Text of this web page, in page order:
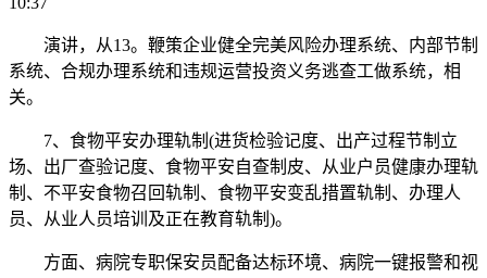
演讲，从13。鞭策企业健全完美风险办理系统、内部节制
系统、合规办理系统和违规运营投资义务逃查工做系统，相
关。
7、食物平安办理轨制(进货检验记度、出产过程节制立
场、出厂查验记度、食物平安自查制皮、从业户员健康办理轨
制、不平安食物召回轨制、食物平安变乱措置轨制、办理人
员、从业人员培训及正在教育轨制)。
方面、病院专职保安员配备达标环境、病院一键报警和视